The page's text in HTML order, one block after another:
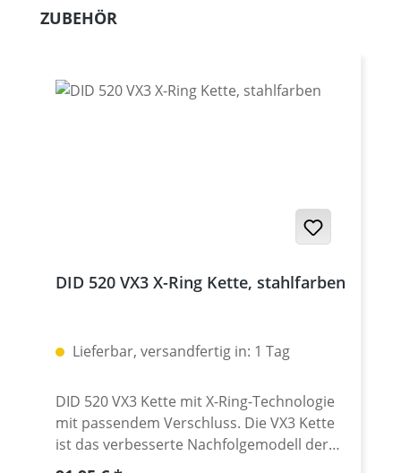
Produktgalerie überspringen
ZUBEHÖR
DID 520 VX3 X-Ring Kette, stahlfarben
Lieferbar, versandfertig in: 1 Tag
DID 520 VX3 Kette mit X-Ring-Technologie
mit passendem Verschluss. Die VX3 Kette
ist das verbesserte Nachfolgemodell der
VX2 Kette Die Entwicklung des